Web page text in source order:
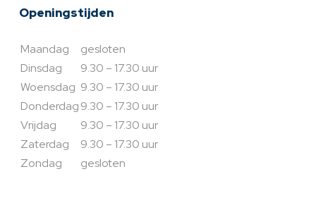
Openingstijden
Maandag
gesloten
Dinsdag
9.30 – 17.30 uur
Woensdag 9.30 – 17.30 uur
Donderdag9.30 – 17.30 uur
Vrijdag
9.30 – 17.30 uur
Zaterdag
9.30 – 17.30 uur
Zondag
gesloten